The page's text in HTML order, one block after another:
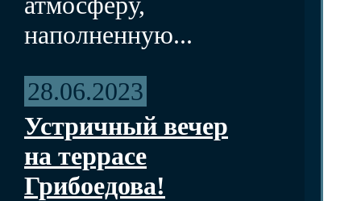
наполненную...
28.06.2023
Устричный вечер
на террасе
Грибоедова!